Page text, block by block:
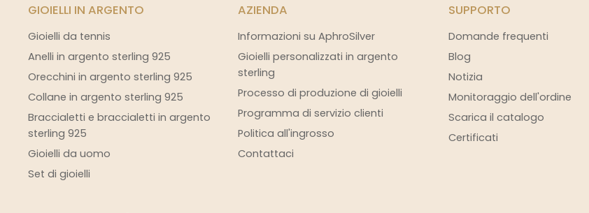
GIOIELLI IN ARGENTO
Gioielli da tennis
Anelli in argento sterling 925
Orecchini in argento sterling 925
Collane in argento sterling 925
Braccialetti e braccialetti in argento
sterling 925
Gioielli da uomo
Set di gioielli
AZIENDA
Informazioni su AphroSilver
Gioielli personalizzati in argento
sterling
Processo di produzione di gioielli
Programma di servizio clienti
Politica all'ingrosso
Contattaci
SUPPORTO
Domande frequenti
Blog
Notizia
Monitoraggio dell'ordine
Scarica il catalogo
Certificati